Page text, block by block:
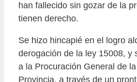
han fallecido sin gozar de la
tienen derecho.
Se hizo hincapié en el logro
derogación de la ley 15008, y
a la Procuración General de
Provincia, a través de un